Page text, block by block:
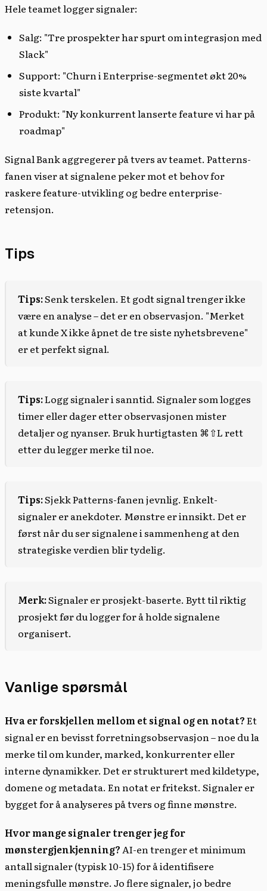
Hele teamet logger signaler:
Salg: "Tre prospekter har spurt om integrasjon med
Slack"
Support: "Churn i Enterprise-segmentet økt 20%
siste kvartal"
Produkt: "Ny konkurrent lanserte feature vi har på
roadmap"
Signal Bank aggregerer på tvers av teamet. Patterns-
fanen viser at signalene peker mot et behov for
raskere feature-utvikling og bedre enterprise-
retensjon.
Tips
Tips:Senk terskelen. Et godt signal trenger ikke
være en analyse – det er en observasjon. "Merket
at kunde X ikke åpnet de tre siste nyhetsbrevene"
er et perfekt signal.
Tips:Logg signaler i sanntid. Signaler som logges
timer eller dager etter observasjonen mister
detaljer og nyanser. Bruk hurtigtasten ⌘⇧L rett
etter du legger merke til noe.
Tips:Sjekk Patterns-fanen jevnlig. Enkelt-
signaler er anekdoter. Mønstre er innsikt. Det er
først når du ser signalene i sammenheng at den
strategiske verdien blir tydelig.
Merk:Signaler er prosjekt-baserte. Bytt til riktig
prosjekt før du logger for å holde signalene
organisert.
Vanlige spørsmål
Hva er forskjellen mellom et signal og en notat?Et
signal er en bevisst forretningsobservasjon – noe du la
merke til om kunder, marked, konkurrenter eller
interne dynamikker. Det er strukturert med kildetype,
domene og metadata. En notat er fritekst. Signaler er
bygget for å analyseres på tvers og finne mønstre.
Hvor mange signaler trenger jeg for
mønstergjenkjenning?AI-en trenger et minimum
antall signaler (typisk 10-15) for å identifisere
meningsfulle mønstre. Jo flere signaler, jo bedre